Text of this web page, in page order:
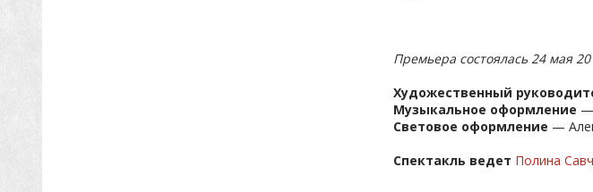
Премьера состоялась 24 мая
Художественный
Музыкальное оформление
Световое оформление —
Спектакль ведет Полина